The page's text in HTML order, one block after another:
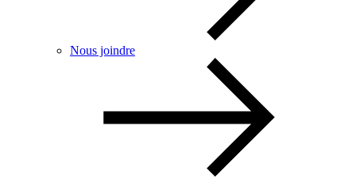
Nous joindre